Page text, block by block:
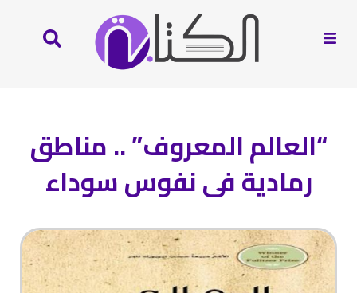
“العالم المعروف” .. مناطق
رمادية فى نفوس سوداء